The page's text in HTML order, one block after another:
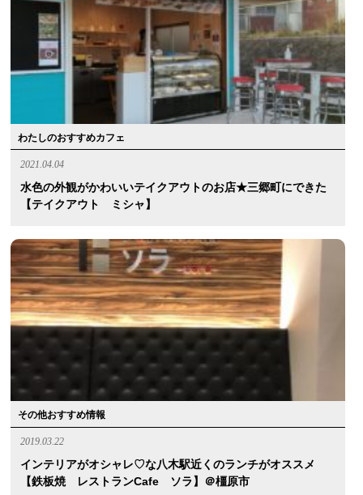
わたしのおすすめカフェ
2021.04.04
水色の外観がかわいいテイクアウトのお店★三郷町にできた
【テイクアウト ミシャ】
その他おすすめ情報
2019.03.22
インテリアがオシャレ♡な八木駅近くのランチがオススメ
【鉄板焼 レストランcafe ソラ】＠橿原市